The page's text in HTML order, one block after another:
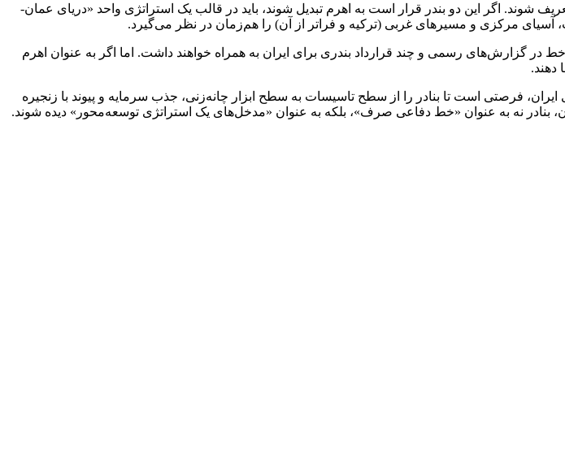
شوند. اگر این دو بندر قرار است به اهرم تبدیل شوند، باید در قالب یک استراتژی واحد «دریای عمان-
مرکزی و مسیرهای غربی (ترکیه و فراتر از آن) را هم‌زمان در نظر می‌گیرد.
در گزارش‌های رسمی و چند قرارداد بندری برای ایران به همراه خواهند داشت. اما اگر به عنوان اهرم
دهند.
برای چین، دسترسی ترجیحی به این دو بندر، ابزاری برای بازطراحی شبکه و کاهش ریسک است؛ برای ایران، فرصتی است تا بنادر را از سطح تاسیسات به سطح ابزار چانه‌زنی، جذب سرمایه و پیوند با زنجیره
نه به عنوان «خط دفاعی صرف»، بلکه به عنوان «مدخل‌های یک استراتژی توسعه‌محور» دیده شوند.